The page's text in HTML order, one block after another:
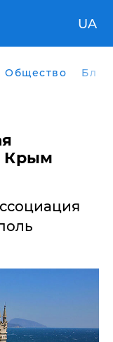
UA
Общество
Крым